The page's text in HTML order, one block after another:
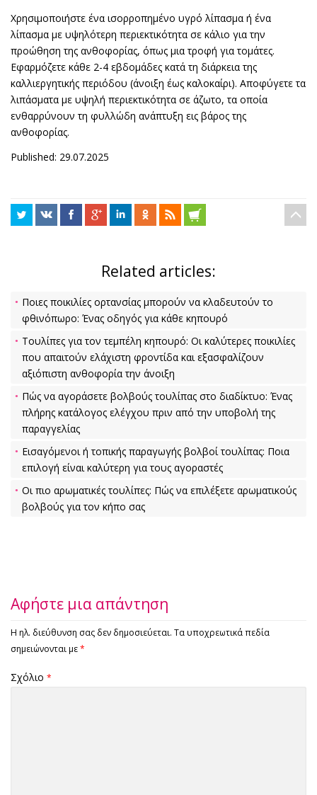
Χρησιμοποιήστε ένα ισορροπημένο υγρό λίπασμα ή ένα
λίπασμα με υψηλότερη περιεκτικότητα σε κάλιο για την
προώθηση της ανθοφορίας, όπως μια τροφή για τομάτες.
Εφαρμόζετε κάθε 2-4 εβδομάδες κατά τη διάρκεια της
καλλιεργητικής περιόδου (άνοιξη έως καλοκαίρι). Αποφύγετε τα
λιπάσματα με υψηλή περιεκτικότητα σε άζωτο, τα οποία
ενθαρρύνουν τη φυλλώδη ανάπτυξη εις βάρος της
ανθοφορίας.
Published: 29.07.2025
Related articles:
Ποιες ποικιλίες ορτανσίας μπορούν να κλαδευτούν το
φθινόπωρο: Ένας οδηγός για κάθε κηπουρό
Τουλίπες για τον τεμπέλη κηπουρό: Οι καλύτερες ποικιλίες
που απαιτούν ελάχιστη φροντίδα και εξασφαλίζουν
αξιόπιστη ανθοφορία την άνοιξη
Πώς να αγοράσετε βολβούς τουλίπας στο διαδίκτυο: Ένας
πλήρης κατάλογος ελέγχου πριν από την υποβολή της
παραγγελίας
Εισαγόμενοι ή τοπικής παραγωγής βολβοί τουλίπας: Ποια
επιλογή είναι καλύτερη για τους αγοραστές
Οι πιο αρωματικές τουλίπες: Πώς να επιλέξετε αρωματικούς
βολβούς για τον κήπο σας
Αφήστε μια απάντηση
Η ηλ. διεύθυνση σας δεν δημοσιεύεται. Τα υποχρεωτικά πεδία
σημειώνονται με*
Σχόλιο *